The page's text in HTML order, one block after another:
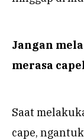
Jangan
merasa
Saat
cape,